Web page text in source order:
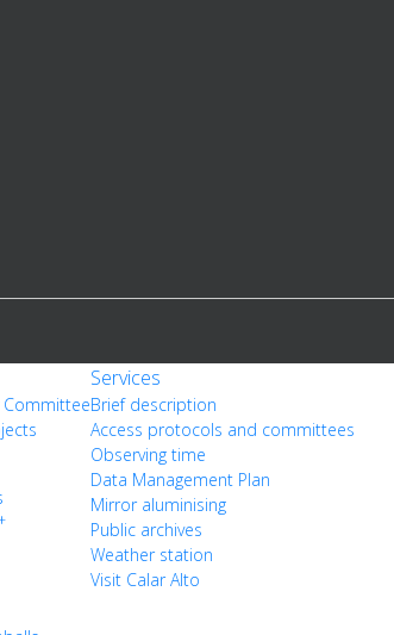
Committee
Services
Brief description
Access protocols and committees
Observing time
Data Management Plan
Mirror aluminising
Public archives
Weather station
Visit Calar Alto